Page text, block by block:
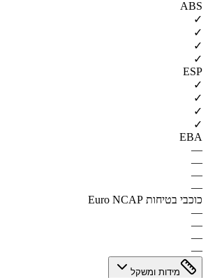
ABS
✓
✓
✓
✓
ESP
✓
✓
✓
✓
EBA
—
—
—
—
כוכבי בטיחות Euro NCAP
—
—
—
—
מידות ומשקל